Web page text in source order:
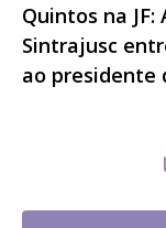
Quintos na JF:
Sintrajusc
ao presidente